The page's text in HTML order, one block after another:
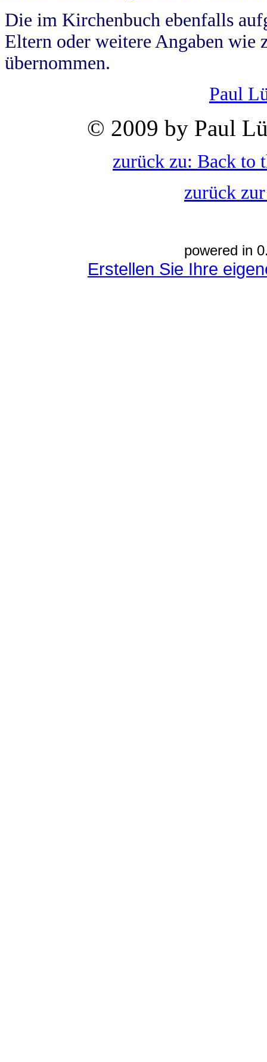
Die im Kirchenbuch ebenfalls
Eltern oder weitere Angaben wie
übernommen.
Paul
© 2009 by Paul
zurück zu: Back to
zurück
powered in
Erstellen Sie Ihre